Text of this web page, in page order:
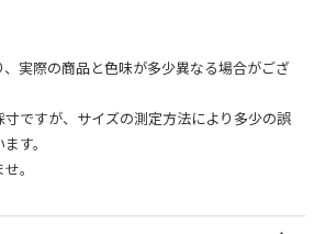
実際の商品と色味が多少異なる場合がござ
寸ですが、サイズの測定方法により多少の誤
す。
。